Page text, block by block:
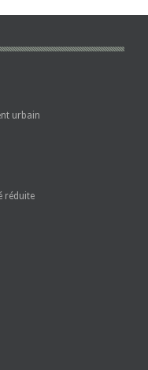
urbain
réduite